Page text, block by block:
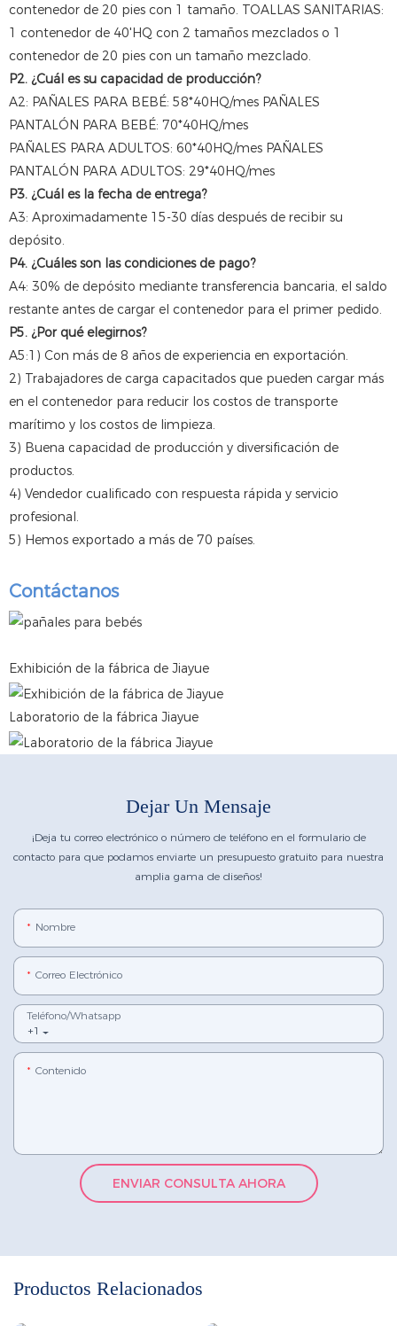
contenedor de 20 pies con 1 tamaño. TOALLAS SANITARIAS:
1 contenedor de 40'HQ con 2 tamaños mezclados o 1
contenedor de 20 pies con un tamaño mezclado.
P2. ¿Cuál es su capacidad de producción?
A2: PAÑALES PARA BEBÉ: 58*40HQ/mes PAÑALES
PANTALÓN PARA BEBÉ: 70*40HQ/mes
PAÑALES PARA ADULTOS: 60*40HQ/mes PAÑALES
PANTALÓN PARA ADULTOS: 29*40HQ/mes
P3. ¿Cuál es la fecha de entrega?
A3: Aproximadamente 15-30 días después de recibir su
depósito.
P4. ¿Cuáles son las condiciones de pago?
A4: 30% de depósito mediante transferencia bancaria, el saldo
restante antes de cargar el contenedor para el primer pedido.
P5. ¿Por qué elegirnos?
A5:1) Con más de 8 años de experiencia en exportación.
2) Trabajadores de carga capacitados que pueden cargar más
en el contenedor para reducir los costos de transporte
marítimo y los costos de limpieza.
3) Buena capacidad de producción y diversificación de
productos.
4) Vendedor cualificado con respuesta rápida y servicio
profesional.
5) Hemos exportado a más de 70 países.
Contáctanos
Exhibición de la fábrica de Jiayue
Laboratorio de la fábrica Jiayue
Dejar Un Mensaje
¡Deja tu correo electrónico o número de teléfono en el formulario de
contacto para que podamos enviarte un presupuesto gratuito para nuestra
amplia gama de diseños!
Nombre
Correo Electrónico
+1
Teléfono/whatsapp
Contenido
ENVIAR CONSULTA AHORA
Productos Relacionados